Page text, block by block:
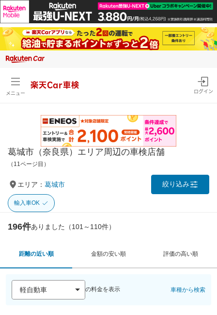
メニュー
楽天Car車検
ログイン
葛城市（奈良県）エリア周辺の車検店舗
（11ページ目）
エリア： 葛城市 絞り込み
輸入車OK
196件ありました（101～110件）
距離の近い順 金額の安い順 評価の高い順
の料金を表示 車種から検索